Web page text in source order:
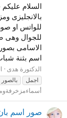
السلام
بالانجليزى
للواتس او
للجوال وهى
الاسامى
اسم بثنة
الدكتورة هدى
اجمل
بالصور
صور اسم